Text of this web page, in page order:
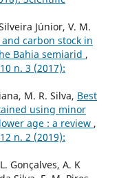
Júnior, V. M.
carbon stock in
Bahia semiarid ,
n. 3 (2017):
M. R. Silva, Best
using minor
age : a review ,
n. 2 (2019):
Gonçalves, A. K